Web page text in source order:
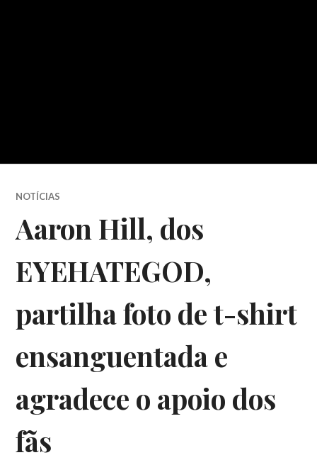
NOTÍCIAS
Aaron Hill, dos
EYEHATEGOD,
partilha foto de t-shirt
ensanguentada e
agradece o apoio dos
fãs